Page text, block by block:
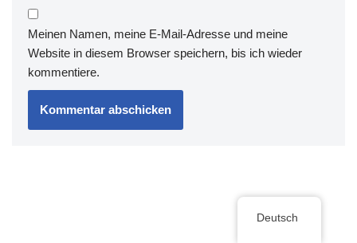
Meinen Namen, meine E-Mail-Adresse und meine
Website in diesem Browser speichern, bis ich wieder
kommentiere.
Deutsch